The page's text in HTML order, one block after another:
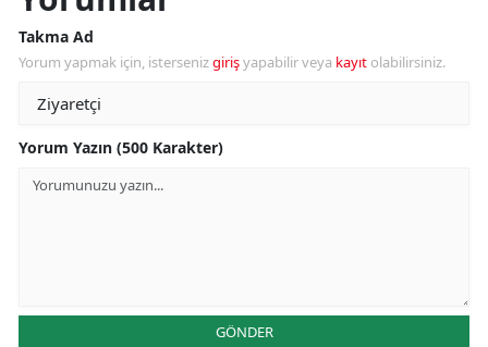
Takma Ad
Yorum yapmak için, istersenizgirişyapabilir veya kayıt olabilirsiniz.
Yorum Yazın (500 Karakter)
GÖNDER